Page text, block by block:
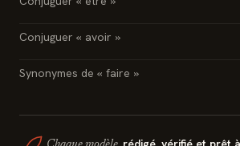
Conjuguer « avoir »
Synonymes de « faire »